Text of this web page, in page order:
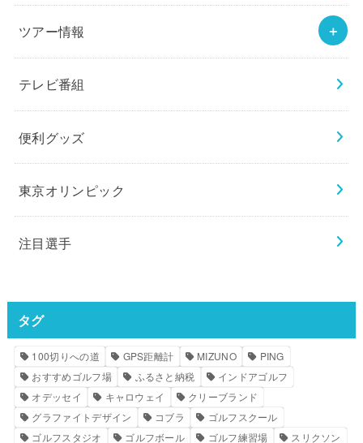
ツアー情報
テレビ番組
便利グッズ
東京オリンピック
注目選手
タグ
100切りへの道 GPS距離計 MIZUNO
PING
おすすめゴルフ場
ふるさと納税
インドアゴルフ
オデッセイ
キャロウェイ
クリーブランド
グラファイトデザイン
コブラ
ゴルフスクール
ゴルフスタジオ
ゴルフボール ゴルフ練習場 スリクソン